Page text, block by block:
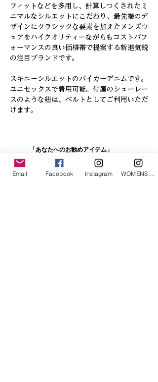
フィットなどを多用し、計算しつくされたミ
ニマルなシルエットにこだわり、最先端のデ
ザインにクラシックな要素を加えたメンズウ
ェアをハイクオリティーながらもコストパフ
ォーマンスの良い価格帯で提案する新進気鋭
の注目ブランドです。
スキニーシルエットのバイカーデニムです。
ユニセックスで着用可能。付属のシューレー
スのような紐は、ベルトとしてご利用いただ
けます。
「あなたへのお勧めアイテム」
Email Facebook Instagram